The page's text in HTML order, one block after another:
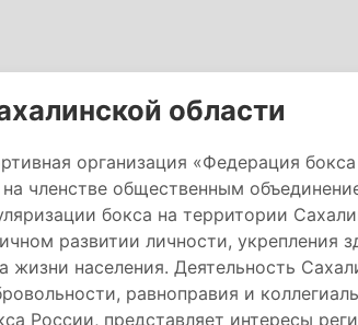
области
организация «Федерация
членстве общественным
бокса на территории
развитии личности, укрепления
жизни населения. Деятельность
равноправия и
России, представляет интересы